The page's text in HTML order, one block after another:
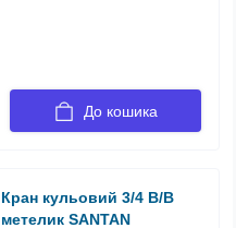
До кошика
Кран кульовий 3/4 В/В
метелик SANTAN